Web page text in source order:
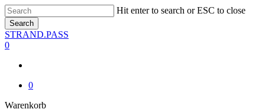
Skip
to
main
content
Hit enter to search or ESC to close
Search
Close
Search
STRAND.PASS
0
0
WarenkorbClose